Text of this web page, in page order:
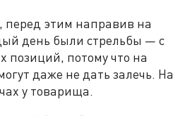
перед этим направив на
день были стрельбы — с
позиций, потому что на
даже не дать залечь. На
у товарища.